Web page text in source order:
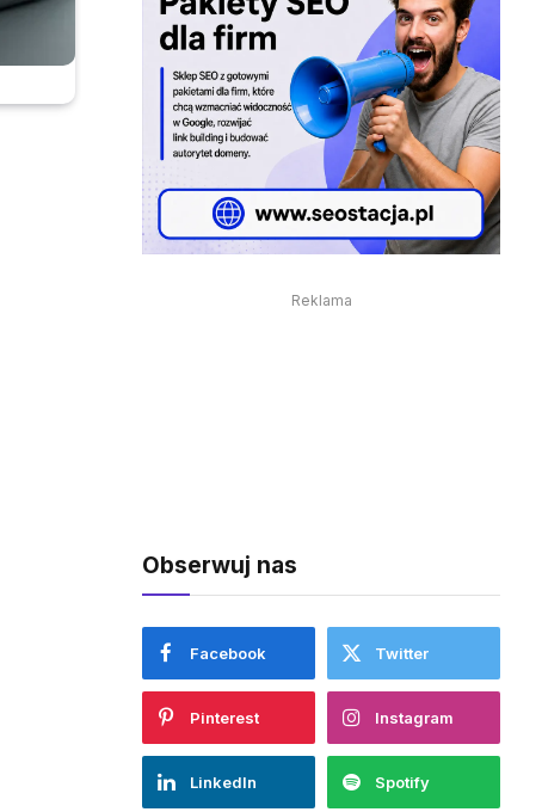
Reklama
Obserwuj nas
Facebook Twitter
Pinterest Instagram
LinkedIn Spotify